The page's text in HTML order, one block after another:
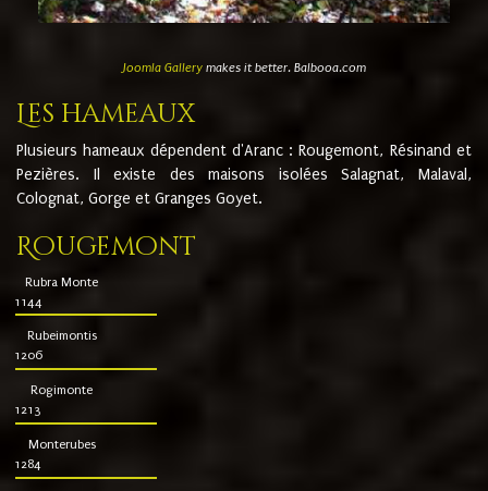
Joomla Gallerymakes it better. Balbooa.com
Les hameaux
Plusieurs hameaux dépendent d'Aranc : Rougemont, Résinand et
Pezières. Il existe des maisons isolées Salagnat, Malaval,
Colognat, Gorge et Granges Goyet.
Rougemont
Rubra Monte
1144
Rubeimontis
1206
Rogimonte
1213
Monterubes
1284